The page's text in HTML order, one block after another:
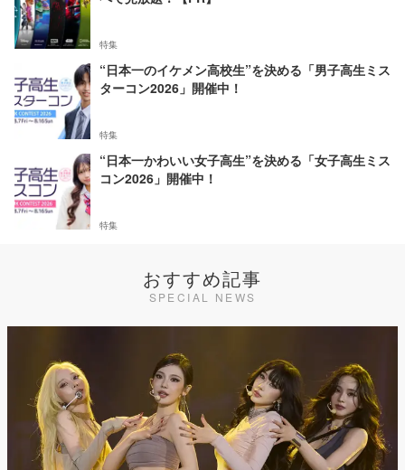
特集
“日本一のイケメン高校生”を決める「男子高生ミス
ターコン2026」開催中！
特集
“日本一かわいい女子高生”を決める「女子高生ミス
コン2026」開催中！
特集
おすすめ記事
SPECIAL NEWS